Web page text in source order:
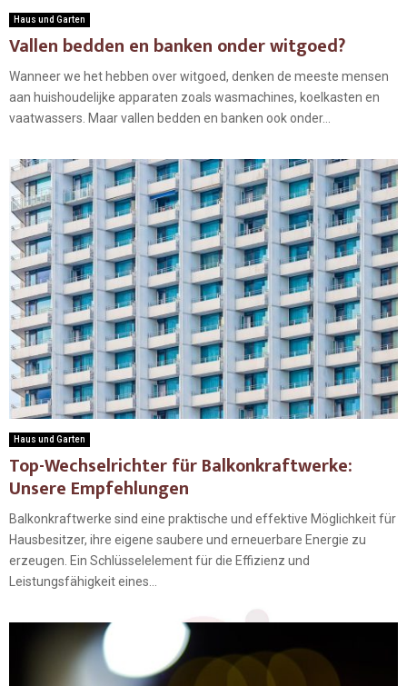
Haus und Garten
Vallen bedden en banken onder witgoed?
Wanneer we het hebben over witgoed, denken de meeste mensen
aan huishoudelijke apparaten zoals wasmachines, koelkasten en
vaatwassers. Maar vallen bedden en banken ook onder...
Haus und Garten
Top-Wechselrichter für Balkonkraftwerke:
Unsere Empfehlungen
Balkonkraftwerke sind eine praktische und effektive Möglichkeit für
Hausbesitzer, ihre eigene saubere und erneuerbare Energie zu
erzeugen. Ein Schlüsselelement für die Effizienz und
Leistungsfähigkeit eines...